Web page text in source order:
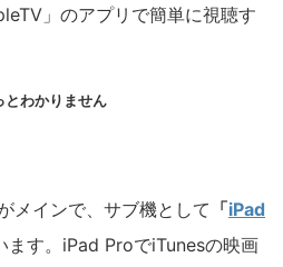
」のアプリで簡単に視聴す
わかりません
メインで 、サブ機として 「iPad
す。 iPad ProでiTunesの映画